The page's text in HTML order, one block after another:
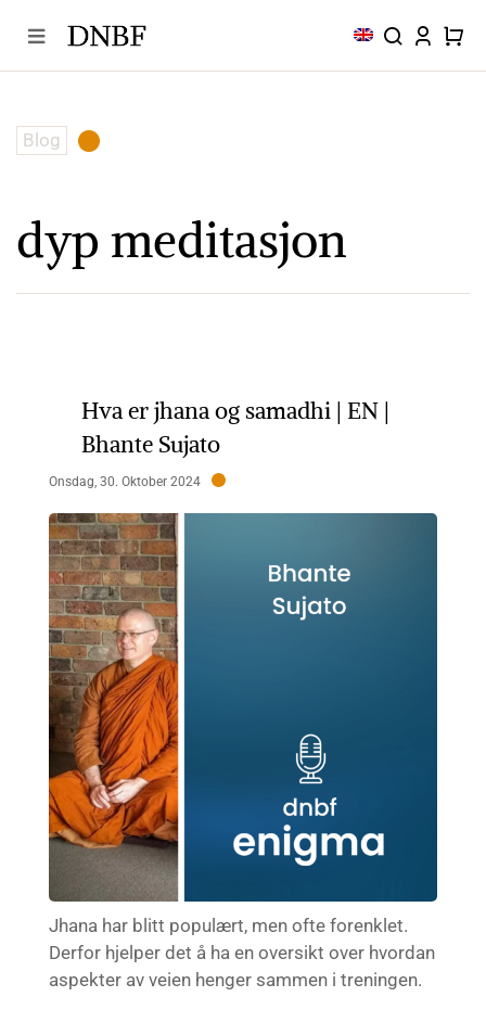
content
Blog
dyp meditasjon
Hva er jhana og samadhi | EN |
Bhante Sujato
Onsdag, 30. Oktober 2024
Jhana har blitt populært, men ofte forenklet.
Derfor hjelper det å ha en oversikt over hvordan
aspekter av veien henger sammen i treningen.